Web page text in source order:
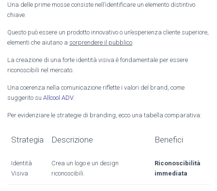
Una delle prime mosse consiste nell’identificare un elemento distintivo
chiave.
Questo può essere un prodotto innovativo o un’esperienza cliente superiore,
elementi che aiutano a sorprendere il pubblico
La creazione di una forte identità visiva è fondamentale per essere
riconoscibili nel mercato.
Una coerenza nella comunicazione riflette i valori del brand, come
suggerito su Allcool ADV.
Per evidenziare le strategie di branding, ecco una tabella comparativa:
Strategia Descrizione Benefici
Identità
Visiva
Crea un logo e un design
riconoscibili.
Riconoscibilità
immediata